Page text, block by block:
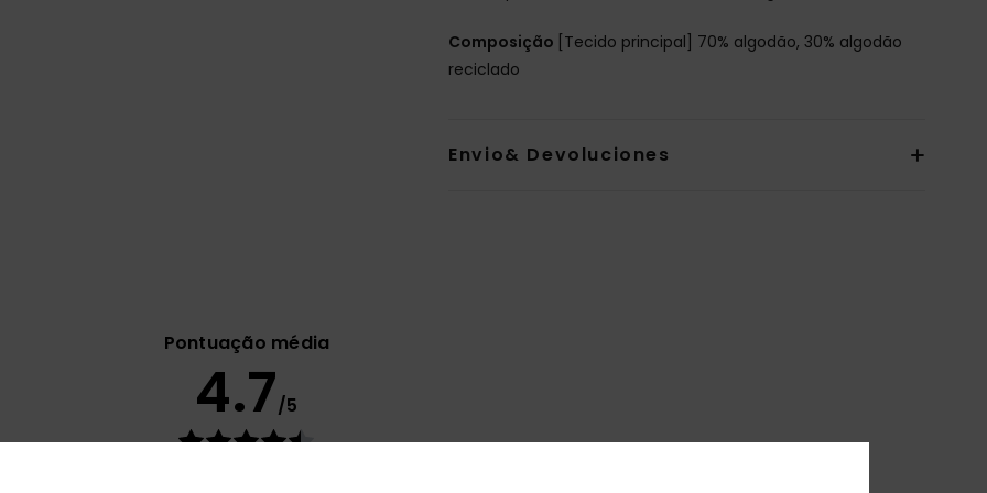
Composição [Tecido principal] 70% algodão, 30% algodão
reciclado
Envio& Devoluciones
Pontuação média
4.7/5